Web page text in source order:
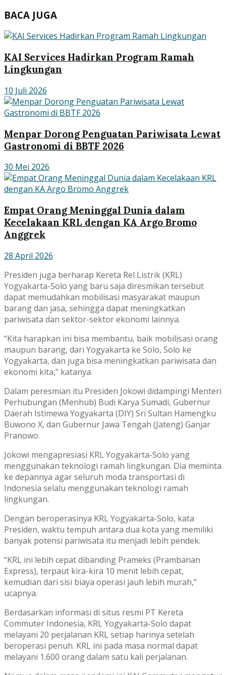
BACA JUGA
KAI Services Hadirkan Program Ramah
Lingkungan
10 Juli 2026
Menpar Dorong Penguatan Pariwisata Lewat
Gastronomi di BBTF 2026
30 Mei 2026
Empat Orang Meninggal Dunia dalam
Kecelakaan KRL dengan KA Argo Bromo
Anggrek
28 April 2026
Presiden juga berharap Kereta Rel Listrik (KRL)
Yogyakarta-Solo yang baru saja diresmikan tersebut
dapat memudahkan mobilisasi masyarakat maupun
barang dan jasa, sehingga dapat meningkatkan
pariwisata dan sektor-sektor ekonomi lainnya.
“Kita harapkan ini bisa membantu, baik mobilisasi orang
maupun barang, dari Yogyakarta ke Solo, Solo ke
Yogyakarta, dan juga bisa meningkatkan pariwisata dan
ekonomi kita,” katanya.
Dalam peresmian itu Presiden Jokowi didampingi Menteri
Perhubungan (Menhub) Budi Karya Sumadi, Gubernur
Daerah Istimewa Yogyakarta (DIY) Sri Sultan Hamengku
Buwono X, dan Gubernur Jawa Tengah (Jateng) Ganjar
Pranowo.
Jokowi mengapresiasi KRL Yogyakarta-Solo yang
menggunakan teknologi ramah lingkungan. Dia meminta
ke depannya agar seluruh moda transportasi di
Indonesia selalu menggunakan teknologi ramah
lingkungan.
Dengan beroperasinya KRL Yogyakarta-Solo, kata
Presiden, waktu tempuh antara dua kota yang memiliki
banyak potensi pariwisata itu menjadi lebih pendek.
“KRL ini lebih cepat dibanding Prameks (Prambanan
Express), terpaut kira-kira 10 menit lebih cepat,
kemudian dari sisi biaya operasi jauh lebih murah,”
ucapnya.
Berdasarkan informasi di situs resmi PT Kereta
Commuter Indonesia, KRL Yogyakarta-Solo dapat
melayani 20 perjalanan KRL setiap harinya setelah
beroperasi penuh. KRL ini pada masa normal dapat
melayani 1.600 orang dalam satu kali perjalanan.